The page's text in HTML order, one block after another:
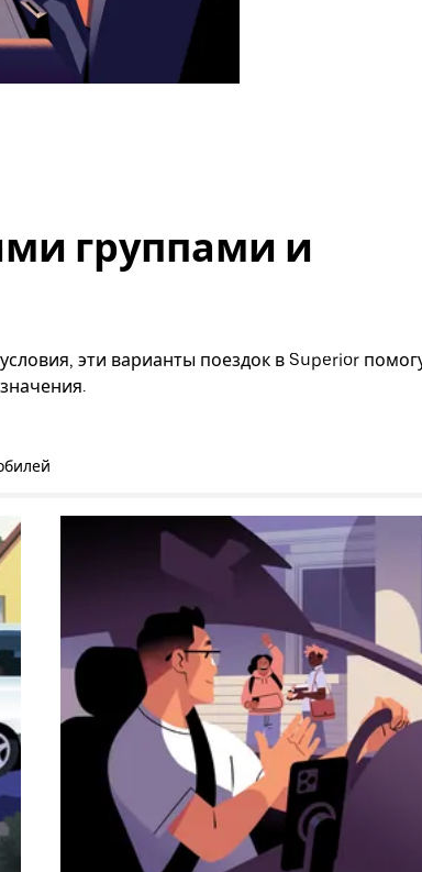
группами и
эти варианты поездок в Superior